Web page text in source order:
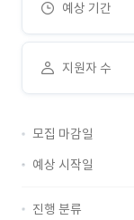
예상 기간
지원자 수
모집 마감일
예상 시작일
진행 분류